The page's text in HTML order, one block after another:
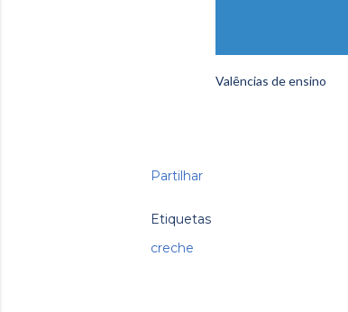
Valências de ensino
Partilhar
Etiquetas
creche